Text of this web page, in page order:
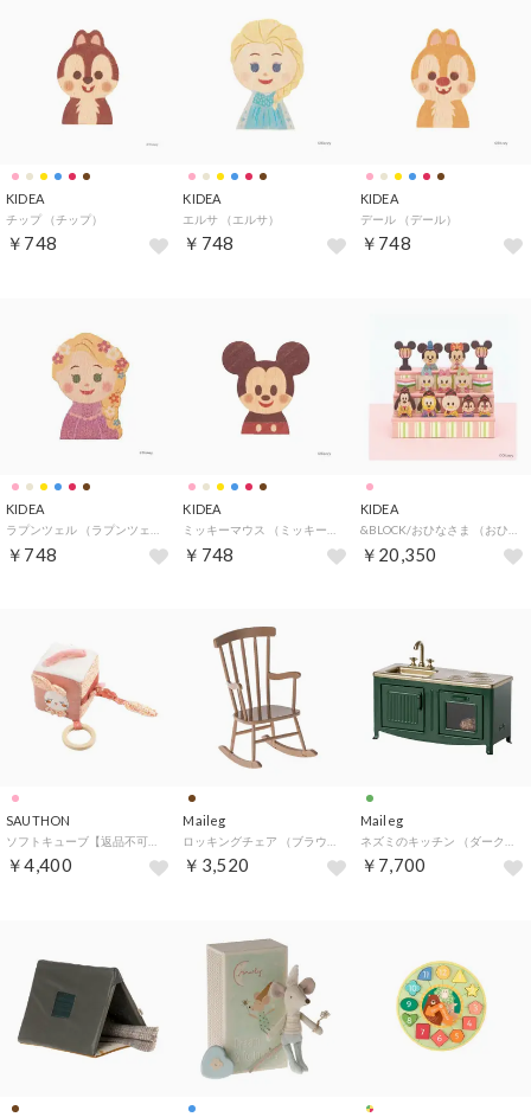
KIDEA
チップ （チップ）
￥748
KIDEA
エルサ （エルサ）
￥748
KIDEA
デール （デール）
￥748
KIDEA
￥748
KIDEA
￥748
KIDEA
￥20,350
SAUTHON
￥4,400
Maileg
￥3,520
Maileg
￥7,700